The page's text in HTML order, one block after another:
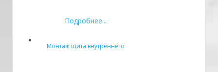
Подробнее...
Монтаж щита внутреннего